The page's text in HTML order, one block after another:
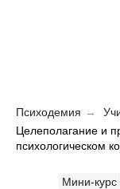
Психодемия →
Целеполагание и
психологическом
Мини-курс